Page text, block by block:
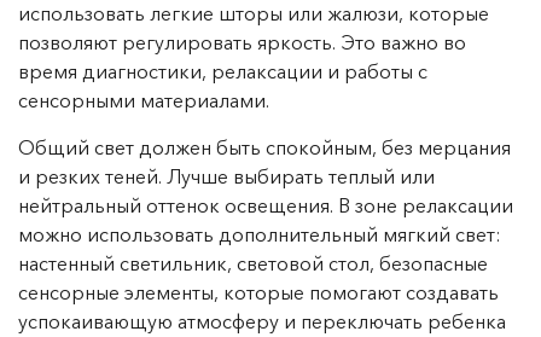
использовать легкие шторы или жалюзи, которые
позволяют регулировать яркость. Это важно во
время диагностики, релаксации и работы с
сенсорными материалами.
Общий свет должен быть спокойным, без мерцания
и резких теней. Лучше выбирать теплый или
нейтральный оттенок освещения. В зоне релаксации
можно использовать дополнительный мягкий свет:
настенный светильник, световой стол, безопасные
сенсорные элементы, которые помогают создавать
успокаивающую атмосферу и переключать ребенка